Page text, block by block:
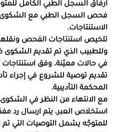
ارفاق السجل الطبي الكامل
فحص السجل الطبي مع
الاستنتاجات.
تلخيص استنتاجات الفحص
وللطبيب الذي تم تقديم الشكوى
في حالات معيّنة، وفق
تقديم توصية للشروع في إجراء
المحكمة التأديبية.
مع الانتهاء من النظر في
استخلاص العبر، يتم ارسال رد
للمتوجّه يشمل التوصيات التي تم